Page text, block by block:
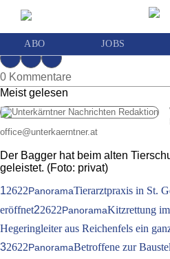
ABO JOBS
Alte Wolfsberger
Ausgabe 23 | Freitag,
Vom Tierschutzhaus blieb nur ein
0 Kommentare
Meist gelesen
office@unterkaerntner.at
Der Bagger hat beim alten
geleistet. (Foto: privat)
12622PanoramaTierarztpraxis in St.
eröffnet22622PanoramaKitzrettung
Hegeringleiter aus Reichenfels ein
32622PanoramaBetroffene zur